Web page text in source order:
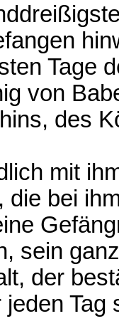
Tage
von
des
mit
die bei
sein
der